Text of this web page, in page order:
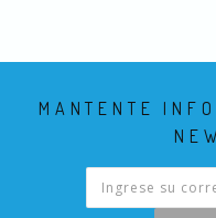
MANTENTE